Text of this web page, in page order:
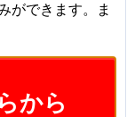
ができます。ま
から